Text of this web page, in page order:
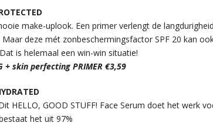
make-uplook. Een primer verlengt de langdurigheid
deze mét zonbeschermingsfactor SPF 20 kan
is helemaal een win-win situatie!
+ skin perfecting PRIMER €3,59
HELLO, GOOD STUFF! Face Serum doet het werk
het uit 97%